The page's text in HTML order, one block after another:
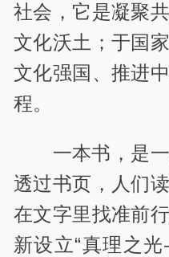
社会，它是凝聚
文化沃土；于国
文化强国、推进
程。
一本书，是
透过书页，人们
在文字里找准前
新设立“真理之